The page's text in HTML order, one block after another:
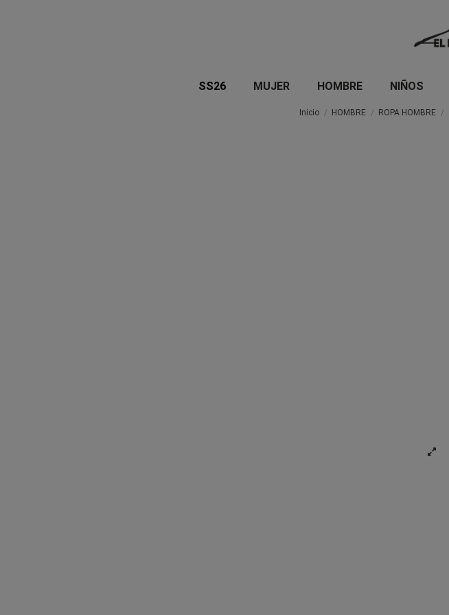
SS26 MUJER HOMBRE NIÑOS
Inicio HOMBRE ROPA HOMBRE